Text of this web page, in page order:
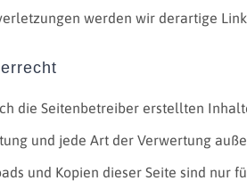
werden wir derartige
die Seitenbetreiber erstellten
und jede Art der Verwertung
und Kopien dieser Seite sind nur